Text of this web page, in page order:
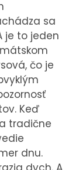
sa
je to jeden
čo je
Keď
tradične
dnu.